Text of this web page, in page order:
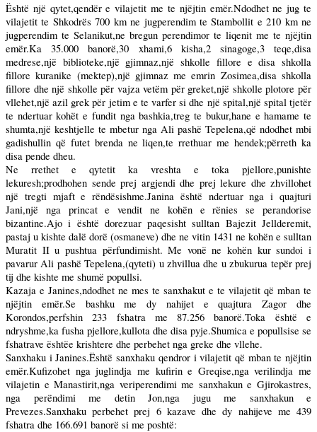
Është një qytet,qendër e vilajetit me te njëjtin emër.Ndodhet ne jug te
vilajetit te Shkodrës 700 km ne jugperendim te Stambollit e 210 km ne
jugperendim te Selanikut,ne bregun perendimor te liqenit me te njëjtin
emër.Ka 35.000 banorë,30 xhami,6 kisha,2 sinagoge,3 teqe,disa
medrese,një biblioteke,një gjimnaz,një shkolle fillore e disa shkolla
fillore kuranike (mektep),një gjimnaz me emrin Zosimea,disa shkolla
fillore dhe një shkolle për vajza vetëm për greket,një shkolle plotore për
vllehet,një azil grek për jetim e te varfer si dhe një spital,një spital tjetër
te ndertuar kohët e fundit nga bashkia,treg te bukur,hane e hamame te
shumta,një keshtjelle te mbetur nga Ali pashë Tepelena,që ndodhet mbi
gadishullin që futet brenda ne liqen,te rrethuar me hendek;përreth ka
disa pende dheu.
Ne rrethet e qytetit ka vreshta e toka pjellore,punishte
lekuresh;prodhohen sende prej argjendi dhe prej lekure dhe zhvillohet
një tregti mjaft e rëndësishme.Janina është ndertuar nga i quajturi
Jani,një nga princat e vendit ne kohën e rënies se perandorise
bizantine.Ajo i është dorezuar paqesisht sulltan Bajezit Jellderemit,
pastaj u kishte dalë dorë (osmaneve) dhe ne vitin 1431 ne kohën e sulltan
Muratit II u pushtua përfundimisht. Me vonë ne kohën kur sundoi i
pavarur Ali pashë Tepelena,(qyteti) u zhvillua dhe u zbukurua tepër prej
tij dhe kishte me shumë popullsi.
Kazaja e Janines,ndodhet ne mes te sanxhakut e te vilajetit që mban te
njëjtin emër.Se bashku me dy nahijet e quajtura Zagor dhe
Korondos,perfshin 233 fshatra me 87.256 banorë.Toka është e
ndryshme,ka fusha pjellore,kullota dhe disa pyje.Shumica e popullsise se
fshatrave ështëe krishtere dhe perbehet nga greke dhe vllehe.
Sanxhaku i Janines.Është sanxhaku qendror i vilajetit që mban te njëjtin
emër.Kufizohet nga juglindja me kufirin e Greqise,nga verilindja me
vilajetin e Manastirit,nga veriperendimi me sanxhakun e Gjirokastres,
nga perëndimi me detin Jon,nga jugu me sanxhakun e
Prevezes.Sanxhaku perbehet prej 6 kazave dhe dy nahijeve me 439
fshatra dhe 166.691 banorë si me poshtë: